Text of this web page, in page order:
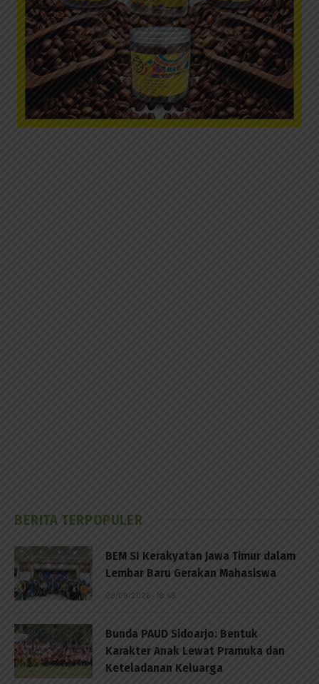
BERITA TERPOPULER
BEM SI Kerakyatan Jawa Timur dalam
Lembar Baru Gerakan Mahasiswa
08/08/2026 - 18:48
Bunda PAUD Sidoarjo: Bentuk
Karakter Anak Lewat Pramuka dan
Keteladanan Keluarga